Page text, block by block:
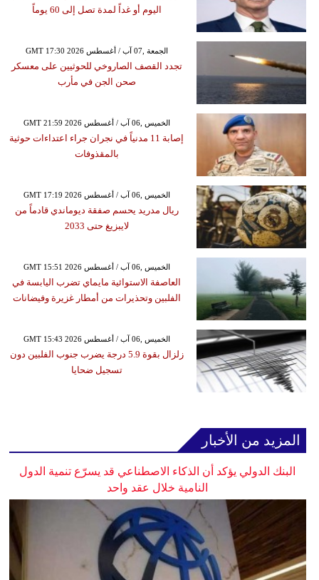
اليوم أو غداً لمدة تصل إلى 60 يوماً
GMT 17:30 2026 الجمعة ,07 آب / أغسطس
تجدد القصف الصاروخي للحوثيين على معسكر
صحن الجن في مأرب
GMT 21:59 2026 الخميس ,06 آب / أغسطس
إصابة 11 مدنياً في نجران جراء اعتداءات حوثية
بالمقذوفات
GMT 17:19 2026 الخميس ,06 آب / أغسطس
ريال مدريد يحسم صفقة ديوماندي قادماً من
لايبزيغ حتى 2033
GMT 15:51 2026 الخميس ,06 آب / أغسطس
العاصفة الاستوائية مايماي تضرب اليابسة في
الفلبين وتحذيرات من أمطار غزيرة وفيضانات
GMT 15:43 2026 الخميس ,06 آب / أغسطس
زلزال بقوة 5.9 درجة يضرب جنوب الفلبين دون
تسجيل ضحايا
المزيد من الأخبار
البنك الدولي يؤكد أن الذكاء الاصطناعي قد يسرّع تنمية الدول
النامية خلال عقد واحد